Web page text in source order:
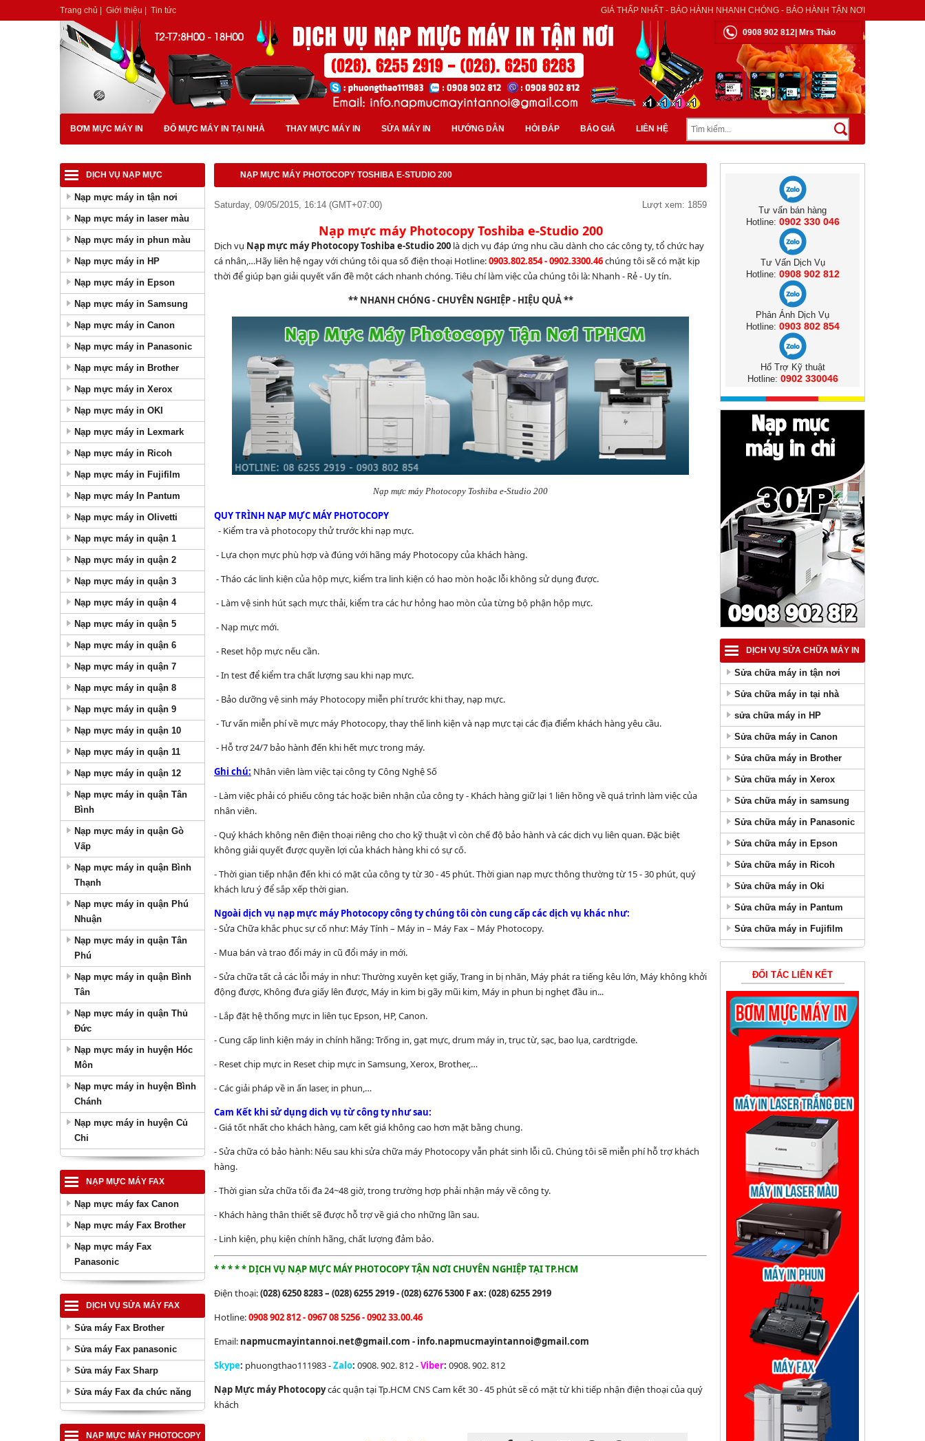
Trang chủ Giới thiệu Tin tức GIÁ THẤP NHẤT - BẢO HÀNH NHANH CHÓNG - BẢO HÀNH TẬN NƠI
0908 902 812| Mrs Thảo
BƠM MỰC MÁY IN ĐỔ MỰC MÁY IN TẠI NHÀ THAY MỰC MÁY IN SỬA MÁY IN HƯỚNG DẪN HỎI ĐÁP BÁO GIÁ LIÊN HỆ
DỊCH VỤ NẠP MỰC
Nạp mực máy in tận nơi
Nạp mực máy in laser màu
Nạp mực máy in phun màu
Nạp mực máy in HP
Nạp mực máy in Epson
Nạp mực máy in Samsung
Nạp mực máy in Canon
Nạp mực máy in Panasonic
Nạp mực máy in Brother
Nạp mực máy in Xerox
Nạp mực máy in OKI
Nạp mực máy in Lexmark
Nạp mực máy in Ricoh
Nạp mực máy in Fujifilm
Nạp mực máy In Pantum
Nạp mực máy in Olivetti
Nạp mực máy in quận 1
Nạp mực máy in quận 2
Nạp mực máy in quận 3
Nạp mực máy in quận 4
Nạp mực máy in quận 5
Nạp mực máy in quận 6
Nạp mực máy in quận 7
Nạp mực máy in quận 8
Nạp mực máy in quận 9
Nạp mực máy in quận 10
Nạp mực máy in quận 11
Nạp mực máy in quận 12
Nạp mực máy in quận Tân
Bình
Nạp mực máy in quận Gò
Vấp
Nạp mực máy in quận Bình
Thạnh
Nạp mực máy in quận Phú
Nhuận
Nạp mực máy in quận Tân
Phú
Nạp mực máy in quận Bình
Tân
Nạp mực máy in quận Thủ
Đức
Nạp mực máy in huyện Hóc
Môn
Nạp mực máy in huyện Bình
Chánh
Nạp mực máy in huyện Củ
Chi
NẠP MỰC MÁY FAX
Nạp mực máy fax Canon
Nạp mực máy Fax Brother
Nạp mực máy Fax
Panasonic
DỊCH VỤ SỬA MÁY FAX
Sửa máy Fax Brother
Sửa máy Fax panasonic
Sửa máy Fax Sharp
Sửa máy Fax đa chức năng
NẠP MỰC MÁY PHOTOCOPY
NẠP MỰC MÁY PHOTOCOPY TOSHIBA E-STUDIO 200
Saturday, 09/05/2015, 16:14 (GMT+07:00) Lượt xem: 1859
Nạp mực máy Photocopy Toshiba e-Studio 200
Dịch vụ Nạp mực máy Photocopy Toshiba e-Studio 200 là dịch vụ đáp ứng nhu cầu dành cho các công ty, tổ chức hay
cá nhân,…Hãy liên hệ ngay với chúng tôi qua số điện thoại Hotline:0903.802.854 - 0902.3300.46chúng tôi sẽ có mặt kịp
thời để giúp bạn giải quyết vấn đề một cách nhanh chóng. Tiêu chí làm việc của chúng tôi là: Nhanh - Rẻ - Uy tín.
** NHANH CHÓNG - CHUYÊN NGHIỆP - HIỆU QUẢ **
Nạp mực máy Photocopy Toshiba e-Studio 200
QUY TRÌNH NẠP MỰC MÁY PHOTOCOPY
- Kiểm tra và photocopy thử trước khi nạp mực.
- Lựa chọn mực phù hợp và đúng với hãng máy Photocopy của khách hàng.
- Tháo các linh kiện của hộp mực, kiểm tra linh kiện có hao mòn hoặc lỗi không sử dụng được.
- Làm vệ sinh hút sạch mực thải, kiểm tra các hư hỏng hao mòn của từng bộ phận hộp mực.
- Nạp mực mới.
- Reset hộp mực nếu cần.
- In test để kiểm tra chất lượng sau khi nạp mực.
- Bảo dưỡng vệ sinh máy Photocopy miễn phí trước khi thay, nạp mực.
- Tư vấn miễn phí về mực máy Photocopy, thay thế linh kiện và nạp mực tại các địa điểm khách hàng yêu cầu.
- Hỗ trợ 24/7 bảo hành đến khi hết mực trong máy.
Ghi chú: Nhân viên làm việc tại công ty Công Nghệ Số
- Làm việc phải có phiếu công tác hoặc biên nhận của công ty - Khách hàng giữ lại 1 liên hồng về quá trình làm việc của
nhân viên.
- Quý khách không nên điện thoại riêng cho cho kỹ thuật vì còn chế độ bảo hành và các dịch vụ liên quan. Đặc biệt
không giải quyết được quyền lợi của khách hàng khi có sự cố.
- Thời gian tiếp nhận đến khi có mặt của công ty từ 30 - 45 phút. Thời gian nạp mực thông thường từ 15 - 30 phút, quý
khách lưu ý để sắp xếp thời gian.
Ngoài dịch vụ nạp mực máy Photocopy công ty chúng tôi còn cung cấp các dịch vụ khác như:
- Sửa Chữa khắc phục sự cố như: Máy Tính – Máy in – Máy Fax – Máy Photocopy.
- Mua bán và trao đổi máy in cũ đổi máy in mới.
- Sửa chữa tất cả các lỗi máy in như: Thường xuyên kẹt giấy, Trang in bị nhăn, Máy phát ra tiếng kêu lớn, Máy không khởi
động được, Không đưa giấy lên được, Máy in kim bị gãy mũi kim, Máy in phun bị nghẹt đầu in...
- Lắp đặt hệ thống mực in liên tục Epson, HP, Canon.
- Cung cấp linh kiện máy in chính hãng: Trống in, gạt mực, drum máy in, trục từ, sạc, bao lụa, cardtrigde.
- Reset chip mực in Reset chip mực in Samsung, Xerox, Brother,…
- Các giải pháp về in ấn laser, in phun,…
Cam Kết khi sử dụng dich vụ từ công ty như sau:
- Giá tốt nhất cho khách hàng, cam kết giá không cao hơn mặt bằng chung.
- Sửa chữa có bảo hành: Nếu sau khi sửa chữa máy Photocopy vẫn phát sinh lỗi cũ. Chúng tôi sẽ miễn phí hỗ trợ khách
hàng.
- Thời gian sửa chữa tối đa 24~48 giờ, trong trường hợp phải nhận máy về công ty.
- Khách hàng thân thiết sẽ được hỗ trợ về giá cho những lần sau.
- Linh kiện, phụ kiện chính hãng, chất lượng đảm bảo.
* * * * * DỊCH VỤ NẠP MỰC MÁY PHOTOCOPY TẬN NƠI CHUYÊN NGHIỆP TẠI TP.HCM
Điện thoại:(028) 6250 8283 – (028) 6255 2919 - (028) 6276 5300 F ax: (028) 6255 2919
Hotline:0908 902 812 - 0967 08 5256 - 0902 33.00.46
Email: napmucmayintannoi.net@gmail.com - info.napmucmayintannoi@gmail.com
Skype: phuongthao111983 -Zalo: 0908. 902. 812 -Viber: 0908. 902. 812
Nạp Mực máy Photocopycác quận tại Tp.HCM CNS Cam kết 30 - 45 phút sẽ có mặt từ khi tiếp nhận điện thoại của quý
khách
Tư vấn bán hàng
Hotline: 0902 330 046
Tư Vấn Dịch Vụ
Hotline: 0908 902 812
Phản Ánh Dịch Vụ
Hotline: 0903 802 854
Hổ Trợ Kỹ thuật
Hotline: 0902 330046
DỊCH VỤ SỬA CHỮA MÁY IN
Sửa chữa máy in tận nơi
Sửa chữa máy in tại nhà
sửa chữa máy in HP
Sửa chữa máy in Canon
Sửa chữa máy in Brother
Sửa chữa máy in Xerox
Sửa chữa máy in samsung
Sửa chữa máy in Panasonic
Sửa chữa máy in Epson
Sửa chữa máy in Ricoh
Sửa chữa máy in Oki
Sửa chữa máy in Pantum
Sửa chữa máy in Fujifilm
ĐỐI TÁC LIÊN KẾT